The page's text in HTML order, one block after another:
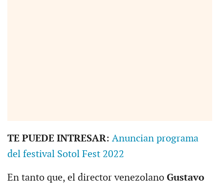
TE PUEDE INTRESAR: Anuncian programa
del festival Sotol Fest 2022
En tanto que, el director venezolano Gustavo